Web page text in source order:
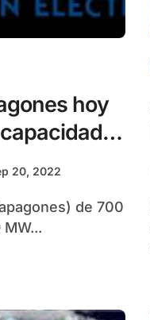
hoy
MW
20, 2022